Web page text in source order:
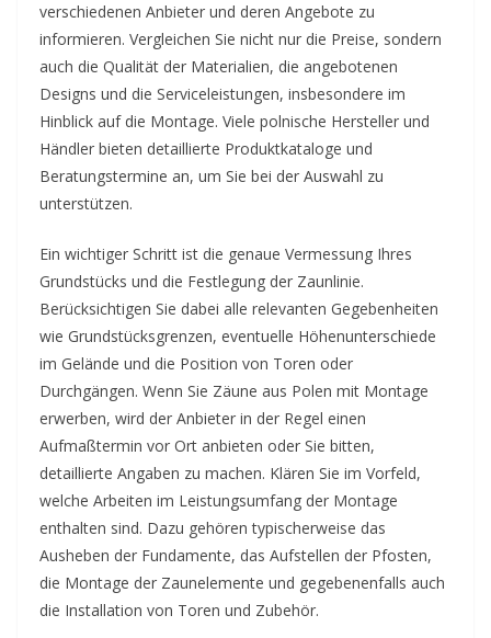
verschiedenen Anbieter und deren Angebote zu
informieren. Vergleichen Sie nicht nur die Preise, sondern
auch die Qualität der Materialien, die angebotenen
Designs und die Serviceleistungen, insbesondere im
Hinblick auf die Montage. Viele polnische Hersteller und
Händler bieten detaillierte Produktkataloge und
Beratungstermine an, um Sie bei der Auswahl zu
unterstützen.
Ein wichtiger Schritt ist die genaue Vermessung Ihres
Grundstücks und die Festlegung der Zaunlinie.
Berücksichtigen Sie dabei alle relevanten Gegebenheiten
wie Grundstücksgrenzen, eventuelle Höhenunterschiede
im Gelände und die Position von Toren oder
Durchgängen. Wenn Sie Zäune aus Polen mit Montage
erwerben, wird der Anbieter in der Regel einen
Aufmaßtermin vor Ort anbieten oder Sie bitten,
detaillierte Angaben zu machen. Klären Sie im Vorfeld,
welche Arbeiten im Leistungsumfang der Montage
enthalten sind. Dazu gehören typischerweise das
Ausheben der Fundamente, das Aufstellen der Pfosten,
die Montage der Zaunelemente und gegebenenfalls auch
die Installation von Toren und Zubehör.